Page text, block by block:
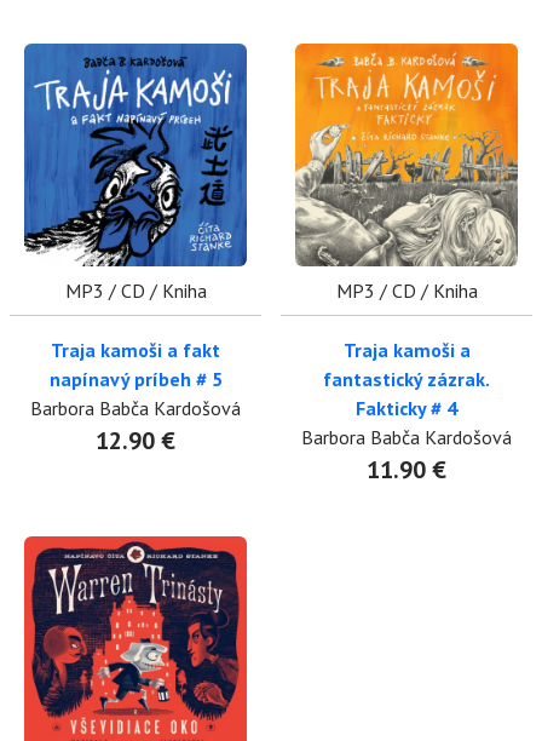
MP3 / CD / Kniha
Traja kamoši a fakt
napínavý príbeh # 5
Barbora Babča Kardošová
12.90 €
MP3 / CD / Kniha
Traja kamoši a
fantastický zázrak.
Fakticky # 4
Barbora Babča Kardošová
11.90 €